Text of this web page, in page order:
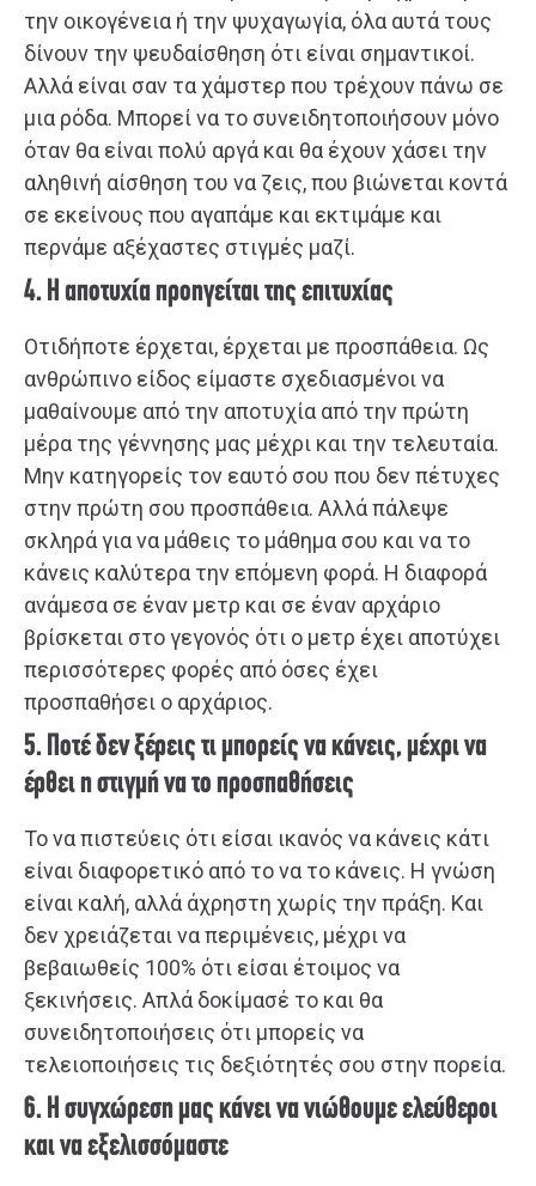
την οικογένεια ή την ψυχαγωγία, όλα αυτά τους
δίνουν την ψευδαίσθηση ότι είναι σημαντικοί.
Αλλά είναι σαν τα χάμστερ που τρέχουν πάνω σε
μια ρόδα. Μπορεί να το συνειδητοποιήσουν μόνο
όταν θα είναι πολύ αργά και θα έχουν χάσει την
αληθινή αίσθηση του να ζεις, που βιώνεται κοντά
σε εκείνους που αγαπάμε και εκτιμάμε και
περνάμε αξέχαστες στιγμές μαζί.
4. Η αποτυχία προηγείται της επιτυχίας
Οτιδήποτε έρχεται, έρχεται με προσπάθεια. Ως
ανθρώπινο είδος είμαστε σχεδιασμένοι να
μαθαίνουμε από την αποτυχία από την πρώτη
μέρα της γέννησης μας μέχρι και την τελευταία.
Μην κατηγορείς τον εαυτό σου που δεν πέτυχες
στην πρώτη σου προσπάθεια. Αλλά πάλεψε
σκληρά για να μάθεις το μάθημα σου και να το
κάνεις καλύτερα την επόμενη φορά. Η διαφορά
ανάμεσα σε έναν μετρ και σε έναν αρχάριο
βρίσκεται στο γεγονός ότι ο μετρ έχει αποτύχει
περισσότερες φορές από όσες έχει
προσπαθήσει ο αρχάριος.
5. Ποτέ δεν ξέρεις τι μπορείς να κάνεις, μέχρι να
έρθει η στιγμή να το προσπαθήσεις
Το να πιστεύεις ότι είσαι ικανός να κάνεις κάτι
είναι διαφορετικό από το να το κάνεις. Η γνώση
είναι καλή, αλλά άχρηστη χωρίς την πράξη. Και
δεν χρειάζεται να περιμένεις, μέχρι να
βεβαιωθείς 100% ότι είσαι έτοιμος να
ξεκινήσεις. Απλά δοκίμασέ το και θα
συνειδητοποιήσεις ότι μπορείς να
τελειοποιήσεις τις δεξιότητές σου στην πορεία.
6. Η συγχώρεση μας κάνει να νιώθουμε ελεύθεροι
και να εξελισσόμαστε